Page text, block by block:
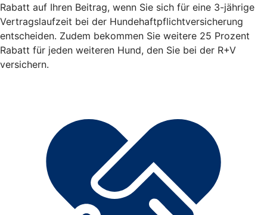
Rabatt auf Ihren Beitrag, wenn Sie sich für eine 3-jährige
Vertragslaufzeit bei der Hundehaftpflichtversicherung
entscheiden. Zudem bekommen Sie weitere 25 Prozent
Rabatt für jeden weiteren Hund, den Sie bei der R+V
versichern.